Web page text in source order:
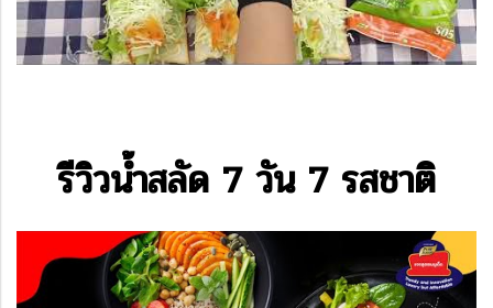
รีวิวน้ำสลัด 7 วัน 7 รสชาติ